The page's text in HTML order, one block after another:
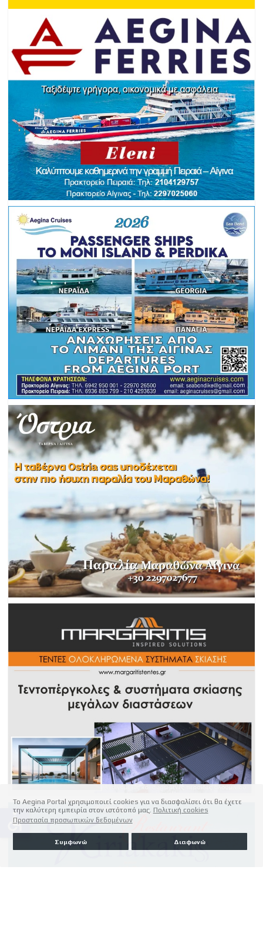
Το Aegina Portal χρησιμοποιεί cookies για να διασφαλίσει ότι θα έχετε
την καλύτερη εμπειρία στον ιστότοπό μας. Πολιτική cookies
Προστασία προσωπικών δεδομένων
Συμφωνώ Διαφωνώ
accessible